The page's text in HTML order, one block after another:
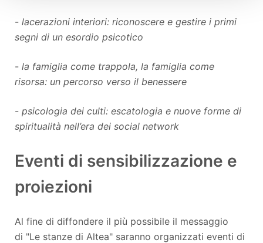
- lacerazioni interiori: riconoscere e gestire i primi
segni di un esordio psicotico
- la famiglia come trappola, la famiglia come
risorsa: un percorso verso il benessere
- psicologia dei culti: escatologia e nuove forme di
spiritualità nell’era dei social network
Eventi di sensibilizzazione e
proiezioni
Al fine di diffondere il più possibile il messaggio
di "Le stanze di Altea" saranno organizzati eventi di